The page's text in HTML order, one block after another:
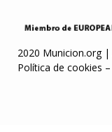
2020 Municion.org |
Política de cookies –